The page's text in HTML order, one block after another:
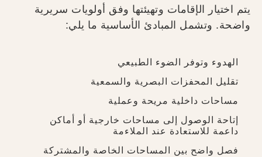
يتم اختيار الإقامات وتهيئتها وفق أولويات سريرية
واضحة. وتشمل المبادئ الأساسية ما يلي:
الهدوء وتوفر الضوء الطبيعي
تقليل المحفزات البصرية والسمعية
مساحات داخلية مريحة وعملية
إتاحة الوصول إلى مساحات خارجية أو أماكن
داعمة للاستعادة عند الملاءمة
فصل واضح بين المساحات الخاصة والمشتركة